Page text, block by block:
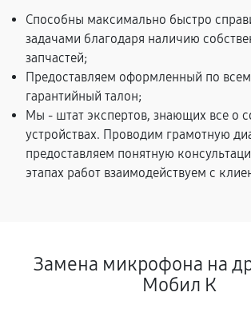
Способны максимально быстро
задачами благодаря наличию
запчастей;
Предоставляем оформленный по
гарантийный талон;
Мы - штат экспертов, знающих все о
устройствах. Проводим грамотную
предоставляем понятную
этапах работ взаимодействуем с
Замена микрофона на
Мобил К